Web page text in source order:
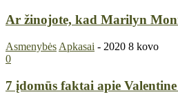
Ar žinojote, kad Marilyn
Asmenybės Apkasai - 2020 8 kovo
0
7 įdomūs faktai apie